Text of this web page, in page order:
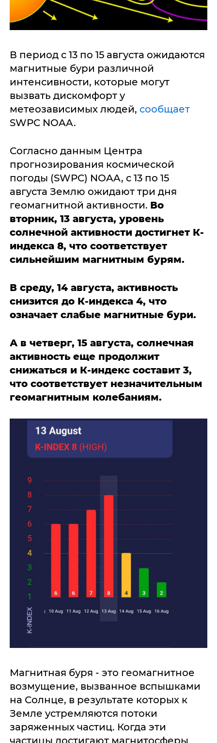
В период с 13 по 15 августа ожидаются
магнитные бури различной
интенсивности, которые могут
вызвать дискомфорт у
метеозависимых людей, сообщает
SWPC NOAA.
Согласно данным Центра
прогнозирования космической
погоды (SWPC) NOAA, с 13 по 15
августа Землю ожидают три дня
геомагнитной активности. Во
вторник, 13 августа, уровень
солнечной активности достигнет К-
индекса 8, что соответствует
сильнейшим магнитным бурям.
В среду, 14 августа, активность
снизится до К-индекса 4, что
означает слабые магнитные бури.
А в четверг, 15 августа, солнечная
активность еще продолжит
снижаться и К-индекс составит 3,
что соответствует незначительным
геомагнитным колебаниям.
Магнитная буря - это геомагнитное
возмущение, вызванное вспышками
на Солнце, в результате которых к
Земле устремляются потоки
заряженных частиц. Когда эти
частицы достигают магнитосферы